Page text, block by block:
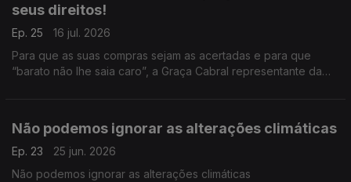
seus direitos!
Ep. 25
16 jul. 2026
Para que as suas compras sejam as acertadas e para que
“barato não lhe saia caro”, a Graça Cabral representante da
Não podemos ignorar as alterações climáticas
Ep. 23
25 jun. 2026
Não podemos ignorar as alterações climáticas